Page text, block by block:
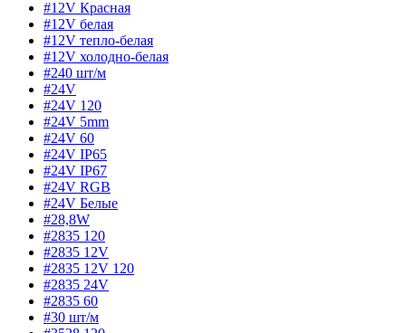
#12V Красная
#12V белая
#12V тепло-белая
#12V холодно-белая
#240 шт/м
#24V
#24V 120
#24V 5mm
#24V 60
#24V IP65
#24V IP67
#24V RGB
#24V Белые
#28,8W
#2835 120
#2835 12V
#2835 12V 120
#2835 24V
#2835 60
#30 шт/м